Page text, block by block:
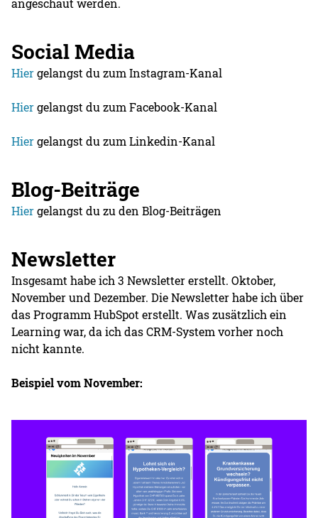
angeschaut werden.
Social Media
Hiergelangst du zum Instagram-Kanal
Hiergelangst du zum Facebook-Kanal
Hiergelangst du zum Linkedin-Kanal
Blog-Beiträge
Hiergelangst du zu den Blog-Beiträgen
Newsletter
Insgesamt habe ich 3 Newsletter erstellt. Oktober,
November und Dezember. Die Newsletter habe ich über
das Programm HubSpot erstellt. Was zusätzlich ein
Learning war, da ich das CRM-System vorher noch
nicht kannte.
Beispiel vom November: